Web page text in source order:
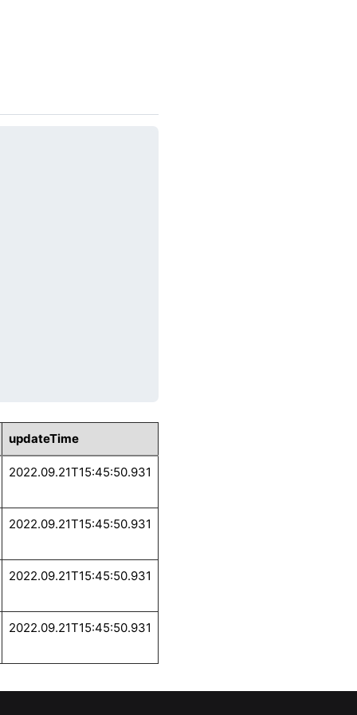
updateTime
2022.09.21T15:45:50.931
2022.09.21T15:45:50.931
2022.09.21T15:45:50.931
2022.09.21T15:45:50.931